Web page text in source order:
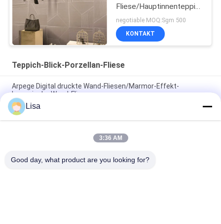
Fliese/Hauptinnenteppich
deckt das bestätigte
CER mit Ziegeln
negotiable MOQ:Sgm 500
KONTAKT
Teppich-Blick-Porzellan-Fliese
Arpege Digital druckte Wand-Fliesen/Marmor-Effekt-
keramische Wand-Fliesen
Tintenstrahl-transparente Glasur-Teppich-Blick-Porzellan-
Fliesen-Innen- und Gebrauch im Freien
Einzigartige Muster-Badezimmer-Teppich-Fliesen/moderne
Lisa
3:36 AM
Good day, what product are you looking for?